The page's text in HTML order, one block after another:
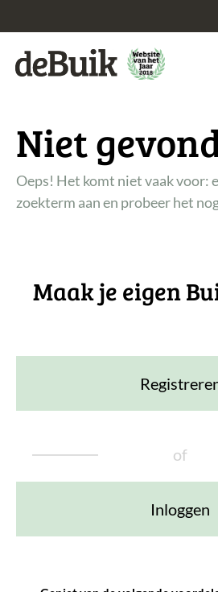
Niet
Oeps! Het komt niet vaak voor:
zoekterm aan en probeer het
Maak je eigen
of
Inloggen
De Buik